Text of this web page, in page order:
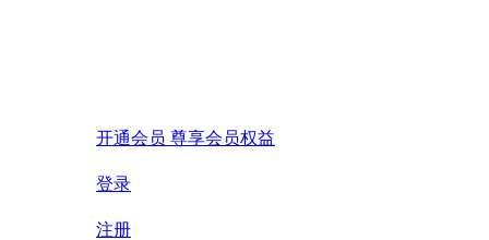
开通会员 尊享会员权益
登录
注册